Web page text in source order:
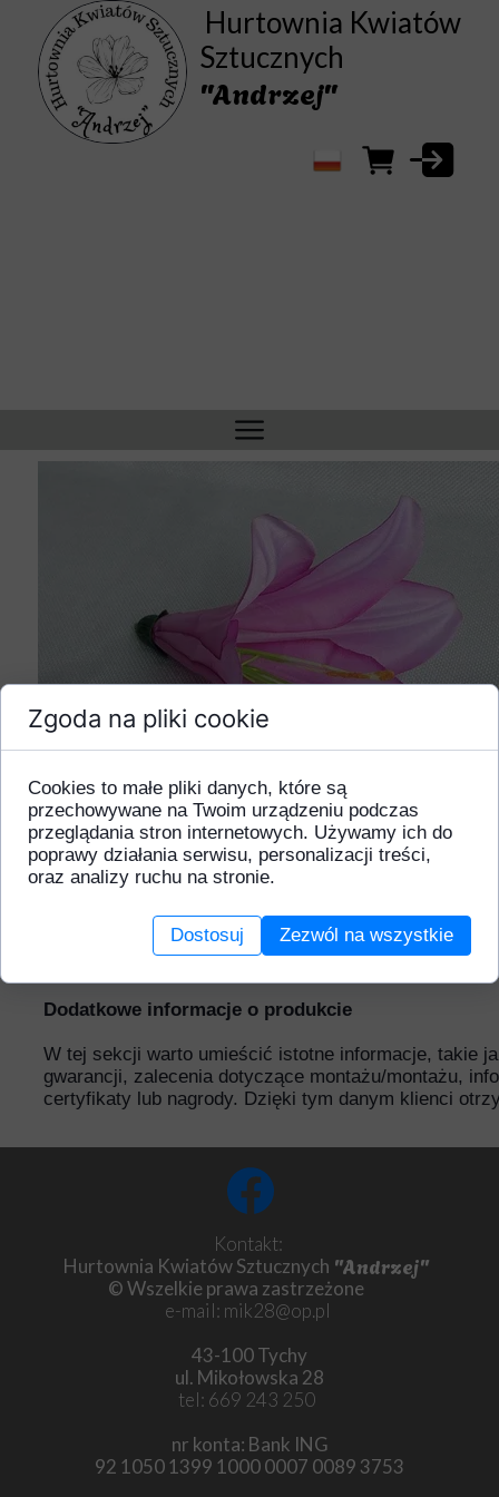
Hurtownia Kwiatów
Sztucznych
"Andrzej"
Dodatkowe informacje o produkcie
W tej sekcji warto umieścić istotne informacje, takie
gwarancji, zalecenia dotyczące montażu/montażu,
certyfikaty lub nagrody. Dzięki tym danym klienci
Kontakt:
Hurtownia Kwiatów Sztucznych "Andrzej"
© Wszelkie prawa zastrzeżone
e-mail: mik28@op.pl
43-100 Tychy
ul. Mikołowska 28
tel: 669 243 250
nr konta: Bank ING
92 1050 1399 1000 0007 0089 3753
Zgoda na pliki cookie
Cookies to małe pliki danych, które są
przechowywane na Twoim urządzeniu podczas
przeglądania stron internetowych. Używamy ich do
poprawy działania serwisu, personalizacji treści,
oraz analizy ruchu na stronie.
Dostosuj Zezwól na wszystkie